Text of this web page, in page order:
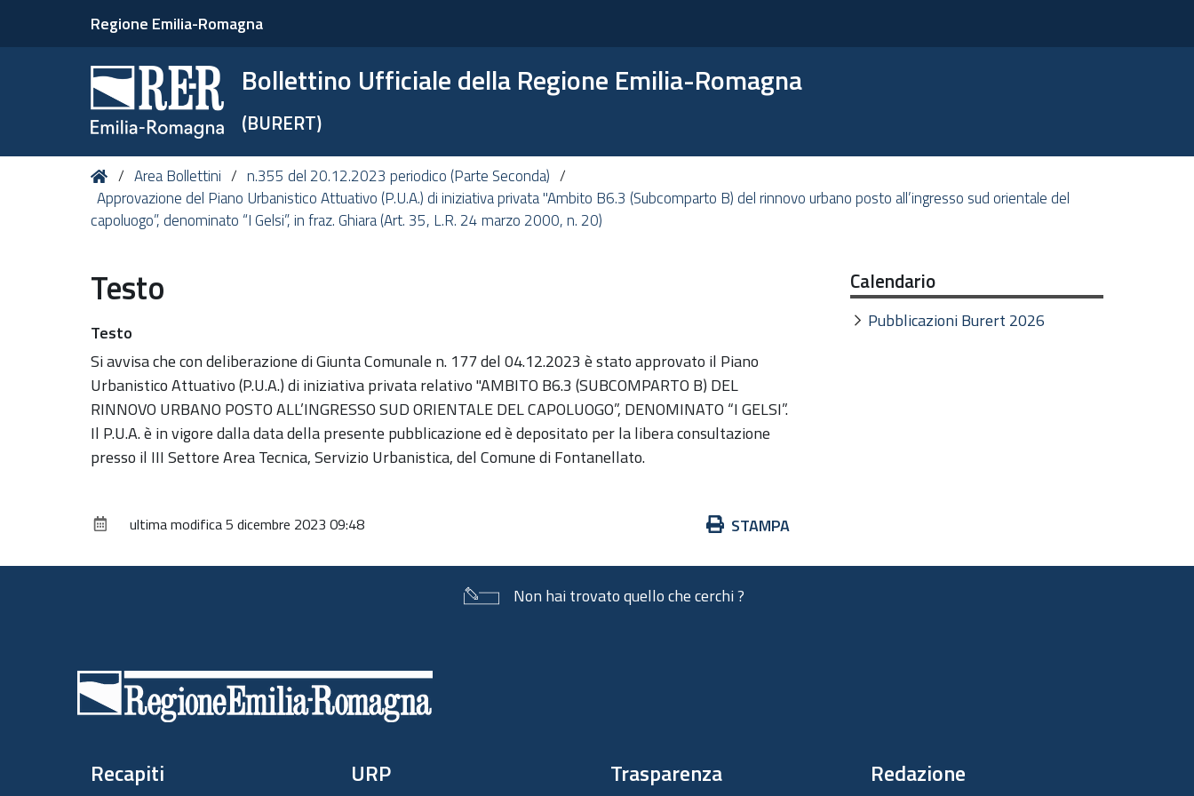
Regione Emilia-Romagna
Bollettino Ufficiale della Regione Emilia-Romagna
(BURERT)
Tu
sei
qui:
HomeArea Bollettini
n.355 del 20.12.2023 periodico (Parte Seconda)
Approvazione del Piano Urbanistico Attuativo (P.U.A.) di iniziativa privata "Ambito B6.3 (Subcomparto B) del rinnovo urbano posto all’ingresso sud orientale del
capoluogo”, denominato “I Gelsi”, in fraz. Ghiara (Art. 35, L.R. 24 marzo 2000, n. 20)
Testo
Testo
Si avvisa che con deliberazione di Giunta Comunale n. 177 del 04.12.2023 è stato approvato il Piano
Urbanistico Attuativo (P.U.A.) di iniziativa privata relativo "AMBITO B6.3 (SUBCOMPARTO B) DEL
RINNOVO URBANO POSTO ALL’INGRESSO SUD ORIENTALE DEL CAPOLUOGO”, DENOMINATO “I GELSI”.
Il P.U.A. è in vigore dalla data della presente pubblicazione ed è depositato per la libera consultazione
presso il III Settore Area Tecnica, Servizio Urbanistica, del Comune di Fontanellato.
Azioni
documento
STAMPA
ultima modifica5 dicembre 2023 09:48
Calendario
Pubblicazioni Burert 2026
Non hai trovato quello che cerchi ?
Recapiti URP Trasparenza Redazione